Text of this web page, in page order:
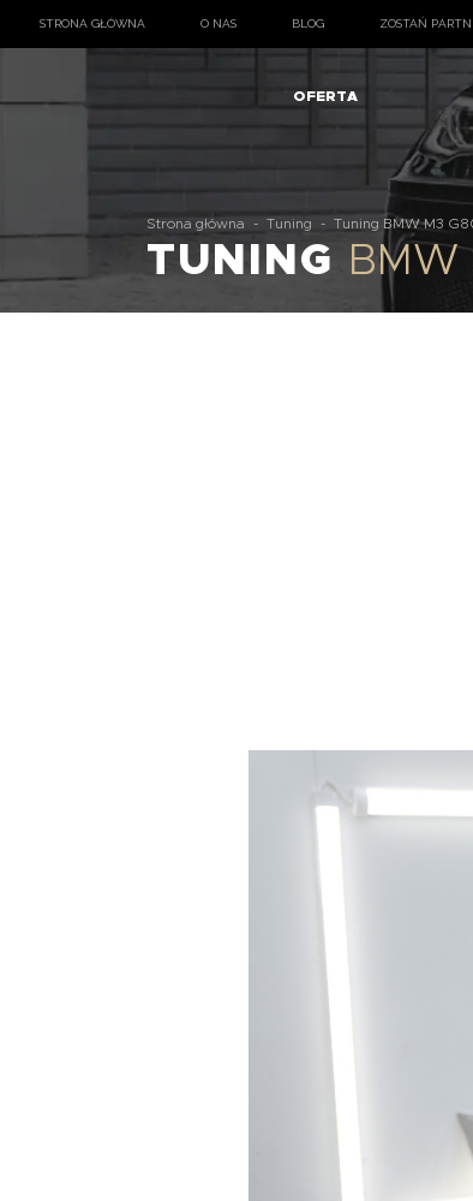
STRONA GŁÓWNA O NAS BLOG ZOSTAŃ
OFERTA
Strona główna - Tuning - Tuning BMW M3
TUNING